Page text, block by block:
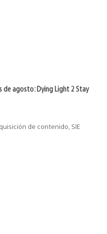
de agosto: Dying Light 2 Stay
de contenido, SIE